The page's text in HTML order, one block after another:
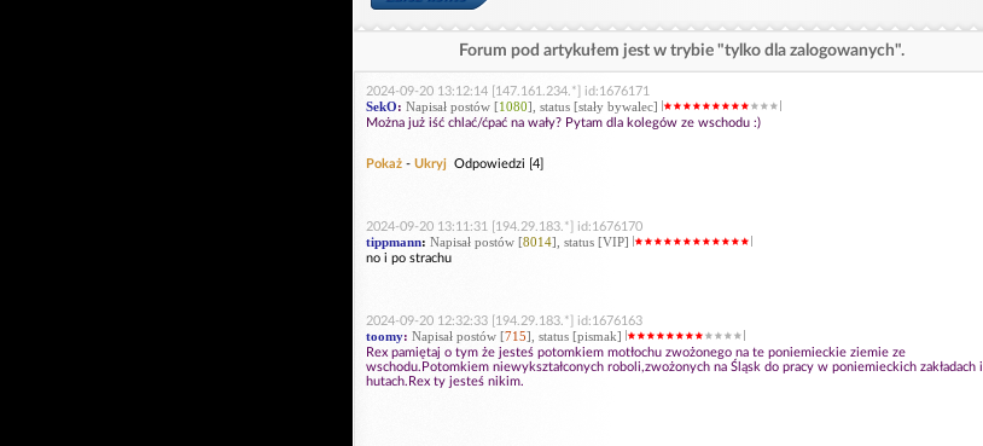
Forum pod artykułem jest w trybie "tylko dla zalogowanych".
2024-09-20 13:12:14 [147.161.234.*] id:1676171
SekO: Napisał postów [1080], status [stały bywalec]
Można już iść chlać/ćpać na wały? Pytam dla kolegów ze wschodu :)
Pokaż - Ukryj Odpowiedzi [4]
2024-09-20 13:11:31 [194.29.183.*] id:1676170
tippmann: Napisał postów [8014], status [VIP]
no i po strachu
2024-09-20 12:32:33 [194.29.183.*] id:1676163
toomy: Napisał postów [715], status [pismak]
Rex pamiętaj o tym że jesteś potomkiem motłochu zwożonego na te poniemieckie ziemie ze
wschodu.Potomkiem niewykształconych roboli,zwożonych na Śląsk do pracy w poniemieckich zakładach i
hutach.Rex ty jesteś nikim.